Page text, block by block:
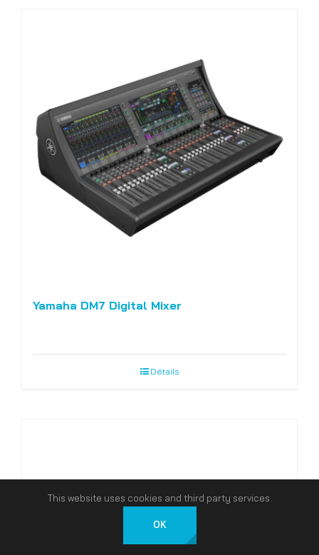
Yamaha DM7 Digital Mixer
Détails
This website uses cookies and third party services.
OK